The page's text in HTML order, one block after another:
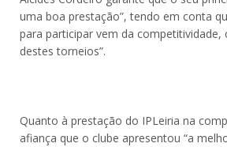
uma boa prestação”, tendo em conta
para participar vem da competitividade,
destes torneios”.
Quanto à prestação do IPLeiria na
afiança que o clube apresentou “a